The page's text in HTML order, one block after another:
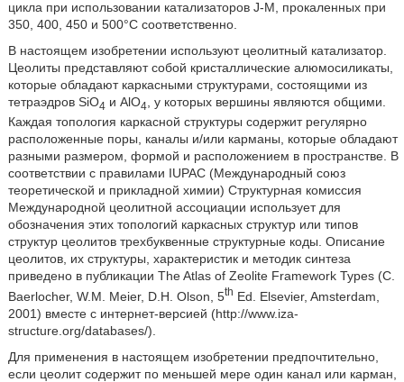
цикла при использовании катализаторов J-М, прокаленных при
350, 400, 450 и 500°С соответственно.
В настоящем изобретении используют цеолитный катализатор.
Цеолиты представляют собой кристаллические алюмосиликаты,
которые обладают каркасными структурами, состоящими из
тетраэдров SiO4 и AlO4, у которых вершины являются общими.
Каждая топология каркасной структуры содержит регулярно
расположенные поры, каналы и/или карманы, которые обладают
разными размером, формой и расположением в пространстве. В
соответствии с правилами IUPAC (Международный союз
теоретической и прикладной химии) Структурная комиссия
Международной цеолитной ассоциации использует для
обозначения этих топологий каркасных структур или типов
структур цеолитов трехбуквенные структурные коды. Описание
цеолитов, их структуры, характеристик и методик синтеза
приведено в публикации The Atlas of Zeolite Framework Types (С.
Baerlocher, W.M. Meier, D.H. Olson, 5th Ed. Elsevier, Amsterdam,
2001) вместе с интернет-версией (http://www.iza-
structure.org/databases/).
Для применения в настоящем изобретении предпочтительно,
если цеолит содержит по меньшей мере один канал или карман,